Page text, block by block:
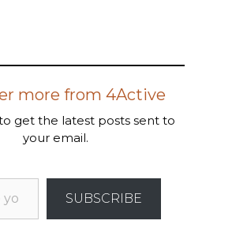
more from 4Active
get the latest posts sent to
your email.
SUBSCRIBE